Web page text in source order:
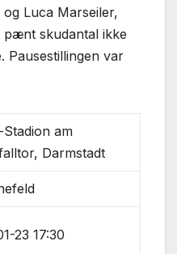
Luca Marseiler,
skudantal ikke
Pausestillingen var
am
Darmstadt
23 17:30